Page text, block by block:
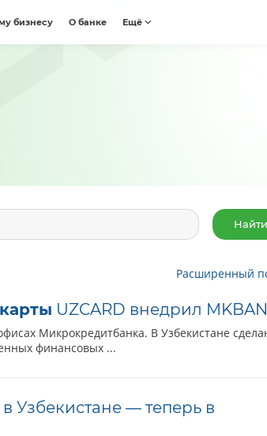
бизнесу О банке Ещё
Расширенный
карты UZCARD внедрил
Микрокредитбанка. В Узбекистане
финансовых ...
в Узбекистане — теперь в